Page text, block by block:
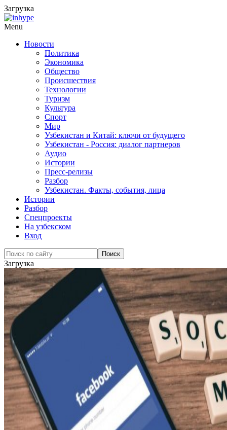
Загрузка
Menu
Новости
Политика
Экономика
Общество
Происшествия
Технологии
Туризм
Культура
Спорт
Мир
Узбекистан и Китай: ключи от будущего
Узбекистан - Россия: диалог партнеров
Аудио
Истории
Пресс-релизы
Разбор
Узбекистан. Факты, события, лица
Истории
Разбор
Спецпроекты
На узбекском
Вход
Загрузка